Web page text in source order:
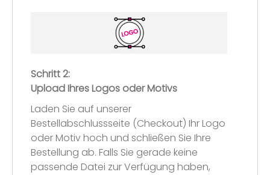
Schritt 2:
Upload Ihres Logos oder Motivs
Laden Sie auf unserer
Bestellabschlussseite (Checkout) Ihr Logo
oder Motiv hoch und schließen Sie Ihre
Bestellung ab. Falls Sie gerade keine
passende Datei zur Verfügung haben,